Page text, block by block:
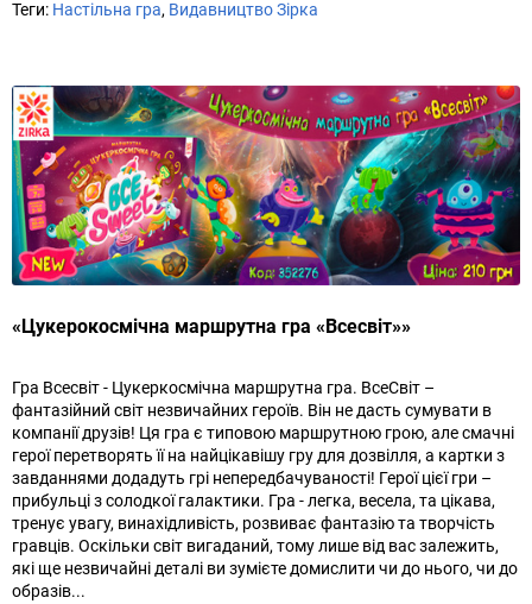
Теги: Настільна гра, Видавництво Зірка
«Цукерокосмічна маршрутна гра «Всесвіт»»
Гра Всесвіт - Цукеркосмічна маршрутна гра. ВсеСвіт –
фантазійний світ незвичайних героїв. Він не дасть сумувати в
компанії друзів! Ця гра є типовою маршрутною грою, але смачні
герої перетворять її на найцікавішу гру для дозвілля, а картки з
завданнями додадуть грі непередбачуваності! Герої цієї гри –
прибульці з солодкої галактики. Гра - легка, весела, та цікава,
тренує увагу, винахідливість, розвиває фантазію та творчість
гравців. Оскільки світ вигаданий, тому лише від вас залежить,
які ще незвичайні деталі ви зумієте домислити чи до нього, чи до
образів...